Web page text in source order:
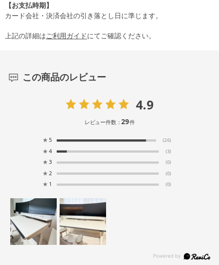
【お支払時期】
カード会社・決済会社の引き落とし日に準じます。
上記の詳細はご利用ガイドにてご確認ください。
この商品のレビュー
4.9
レビュー件数：29件
★ 5 (26)
★ 4 (3)
★ 3 (0)
★ 2 (0)
★ 1 (0)